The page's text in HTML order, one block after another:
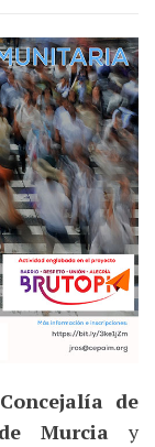
de
Murcia y